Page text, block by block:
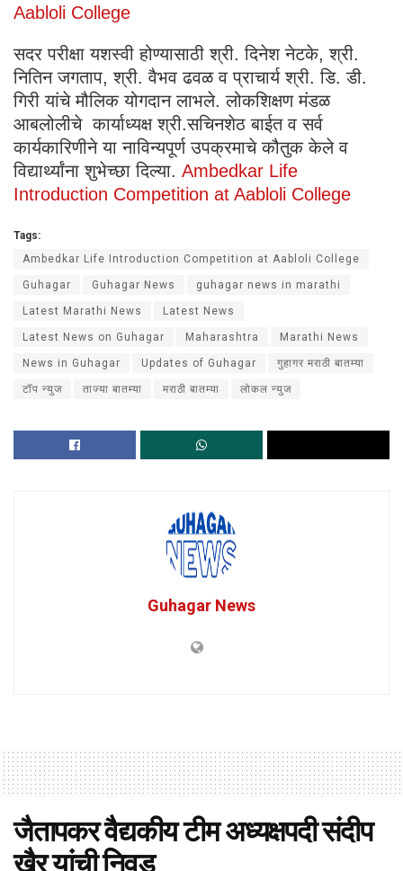
Aabloli College
सदर परीक्षा यशस्वी होण्यासाठी श्री. दिनेश नेटके, श्री.
नितिन जगताप, श्री. वैभव ढवळ व प्राचार्य श्री. डि. डी.
गिरी यांचे मौलिक योगदान लाभले. लोकशिक्षण मंडळ
आबलोलीचे कार्याध्यक्ष श्री.सचिनशेठ बाईत व सर्व
कार्यकारिणीने या नाविन्यपूर्ण उपक्रमाचे कौतुक केले व
विद्यार्थ्यांना शुभेच्छा दिल्या. Ambedkar Life
Introduction Competition at Aabloli College
Tags:
Ambedkar Life Introduction Competition at Aabloli College
Guhagar Guhagar News guhagar news in marathi
Latest Marathi News Latest News
Latest News on Guhagar Maharashtra Marathi News
News in Guhagar Updates of Guhagar गुहागर मराठी बातम्या
टॉप न्युज ताज्या बातम्या मराठी बातम्या लोकल न्युज
Guhagar News
जैतापकर वैद्यकीय टीम अध्यक्षपदी संदीप
खैर यांची निवड